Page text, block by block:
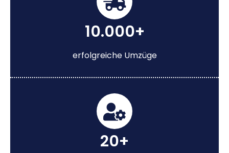
10.000+
erfolgreiche Umzüge
20+